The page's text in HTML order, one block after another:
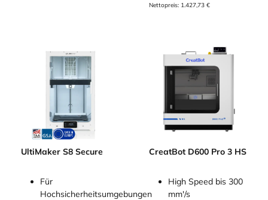
Nettopreis: 1.427,73€
UltiMaker S8 Secure
Für
Hochsicherheitsumgebungen
CreatBot D600 Pro 3 HS
High Speed bis 300
mm'/s